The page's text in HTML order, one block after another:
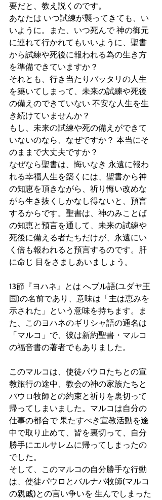
要だと、教え説くのです。
あなたは いつ試練が襲ってきても、い
いように。また、いつ死んで 神の御元
に連れて行かれてもいいように、聖書
から試練や死後に報われる為の生き方
を準備できていますか？
それとも、行き当たりバッタリの人生
を築いてしまって、未来の試練や死後
の備えのできていない 不安な人生を生
き続けていませんか？
もし、未来の試練や死の備えができて
いないのなら、なぜですか？ 本当にそ
のままで大丈夫ですか？
なぜなら聖書は、悔いなき 永遠に報わ
れる幸福人生を築くには、聖書から神
の知恵を頂きながら、祈り悔い改めな
がら生き抜くしかなし得ないと、預言
するからです。聖書は、神のみことば
の知恵と預言を通して、未来の試練や
死後に備える者たちだけが、永遠にい
く倍も報われると預言するのです。肝
に命じ 目をさましあいましょう。
13節『ヨハネ』とは へブル語(ユダヤ王
国)の名前であり、意味は「主は恵みを
示された」という意味を持ちます。ま
た、このヨハネのギリシャ語の通名は
「マルコ」で、彼は新約聖書・マルコ
の福音書の著者でもありました。
このマルコは、使徒パウロたちとの宣
教旅行の途中、教会の神の家族たちと
パウロ牧師との約束と祈りを裏切って
帰ってしまいました。マルコは自分の
仕事の都合で 果たすべき宣教活動を途
中で取り止めて、皆を裏切って、自分
勝手にエルサレムに帰ってしまったの
でした。
そして、このマルコの自分勝手な行動
は、使徒パウロとバルナバ牧師(マルコ
の親戚)との言い争いを 生んでしまった